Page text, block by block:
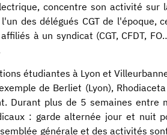
concentre son activité sur
des délégués CGT de l'époque,
à un syndicat (CGT, CFDT,
étudiantes à Lyon et
de Berliet (Lyon),
Durant plus de 5 semaines entre
: garde alternée jour et nuit
générale et des activités